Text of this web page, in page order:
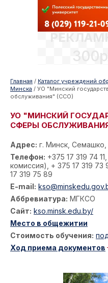
Ваш email
Главная / Каталог учреждений
Минска / УО "Минский
обслуживания" (ССО)
УО "МИНСКИЙ
СФЕРЫ
Адрес: г. Минск, Семашко,
Телефон: +375 17 319 74
комиссия), + 375 17 319
17 319 75 89
E-mail:
Аббревиатура: МГКСО
Сайт: kso.minsk.edu.by/
Место в общежитии
Стоимость обучения:
Ход приема документов